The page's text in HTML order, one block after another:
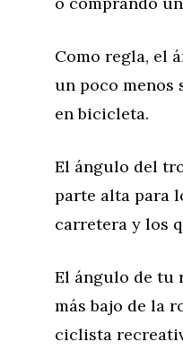
Como regla, el
un poco menos
en bicicleta.
El ángulo del
parte alta para
carretera y los
El ángulo de tu
más bajo de la
ciclista